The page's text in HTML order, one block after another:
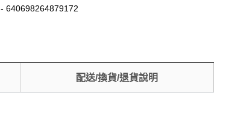
640698264879172
配送/換貨/退貨說明